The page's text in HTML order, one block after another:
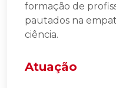
formação de
pautados na
ciência.
Atuação